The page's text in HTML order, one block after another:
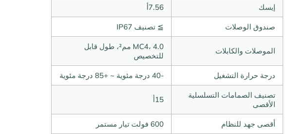
إيسك 7.56أ
صندوق الوصلات ≧ تصنيف IP67
الموصلات والكابلات
MC4، 4.0 مم²، طول قابل
للتخصيص
درجة حرارة التشغيل -40 درجة مئوية ~ +85 درجة مئوية
تصنيف الصمامات التسلسلية
الأقصى
15أ
أقصى جهد للنظام 600 فولت تيار مستمر